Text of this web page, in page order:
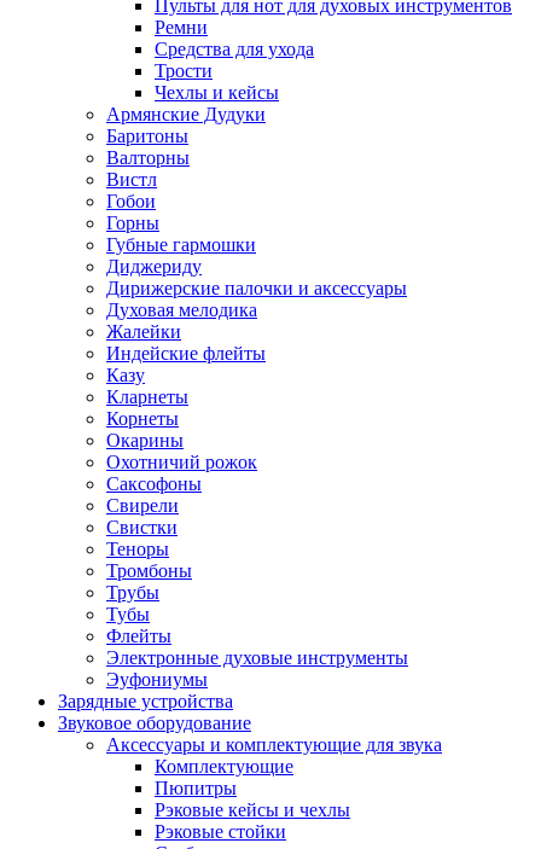
Пульты для нот для духовых инструментов
Ремни
Средства для ухода
Трости
Чехлы и кейсы
Армянские Дудуки
Баритоны
Валторны
Вистл
Гобои
Горны
Губные гармошки
Диджериду
Дирижерские палочки и аксессуары
Духовая мелодика
Жалейки
Индейские флейты
Казу
Кларнеты
Корнеты
Окарины
Охотничий рожок
Саксофоны
Свирели
Свистки
Теноры
Тромбоны
Трубы
Тубы
Флейты
Электронные духовые инструменты
Эуфониумы
Зарядные устройства
Звуковое оборудование
Аксессуары и комплектующие для звука
Комплектующие
Пюпитры
Рэковые кейсы и чехлы
Рэковые стойки